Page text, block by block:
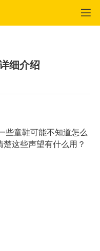
细介绍
些童鞋可能不知道怎么
这些声望有什么用？